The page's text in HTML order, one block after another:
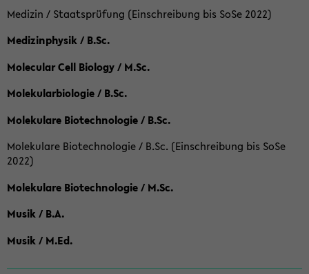
Medizin / Staatsprüfung (Einschreibung bis SoSe 2022)
Medizinphysik / B.Sc.
Molecular Cell Biology / M.Sc.
Molekularbiologie / B.Sc.
Molekulare Biotechnologie / B.Sc.
Molekulare Biotechnologie / B.Sc. (Einschreibung bis SoSe
2022)
Molekulare Biotechnologie / M.Sc.
Musik / B.A.
Musik / M.Ed.